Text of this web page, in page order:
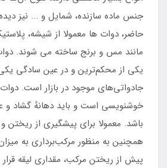
جنس ماده سازنده، شمایل و ... نیز
حاضر، دوات ها معمولا از شیشه،
مانند مس و برنج ساخته می شوند.
یکی از محکم‌ترین و در عین سادگی
جادواتی‌های موجود در بازار است. دوات
خوشنویسی است و باید دهانهٔ گشاد و
باشد. معمولا برای پیشگیری از
همچنین به منظور مرکب‌برداری به
پیش از ریختن مرکب، مقداری لیقه